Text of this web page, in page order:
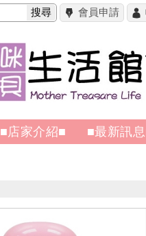
搜尋 會員申請
■店家介紹■ ■最新訊